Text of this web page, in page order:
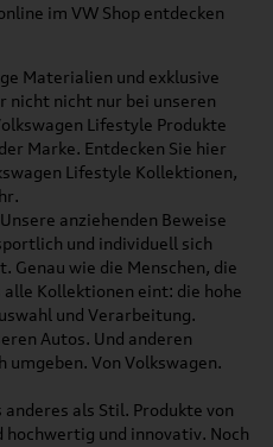
im VW Shop entdecken
Materialien und exklusive
nicht nicht nur bei unseren
Lifestyle Produkte
Marke. Entdecken Sie hier
Lifestyle Kollektionen,
anziehenden Beweise
und individuell sich
wie die Menschen, die
Kollektionen eint: die hohe
und Verarbeitung.
Autos. Und anderen
umgeben. Von Volkswagen.
als Stil. Produkte von
hochwertig und innovativ. Noch